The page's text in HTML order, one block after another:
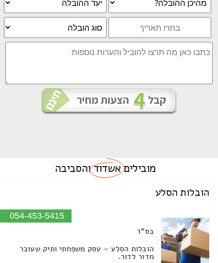
מוביליםאשדודוהסביבה
הובלות הסלע
054-453-5415
בס"ד
הובלות הסלע – עסק משפחתי ותיק שעובר
מדור לדור.